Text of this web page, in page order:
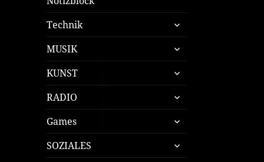
Technik
untermenü
öffnen
MUSIK
untermenü
öffnen
KUNST
untermenü
öffnen
RADIO
untermenü
öffnen
Games
untermenü
öffnen
SOZIALES
untermenü
öffnen